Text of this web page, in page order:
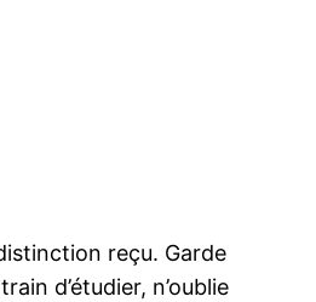
reçu. Garde
d’étudier, n’oublie